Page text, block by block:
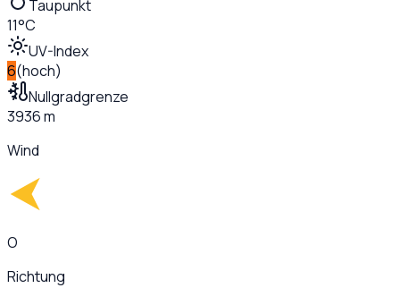
Taupunkt
11°C
UV-Index
6(hoch)
Nullgradgrenze
3936 m
Wind
O
Richtung